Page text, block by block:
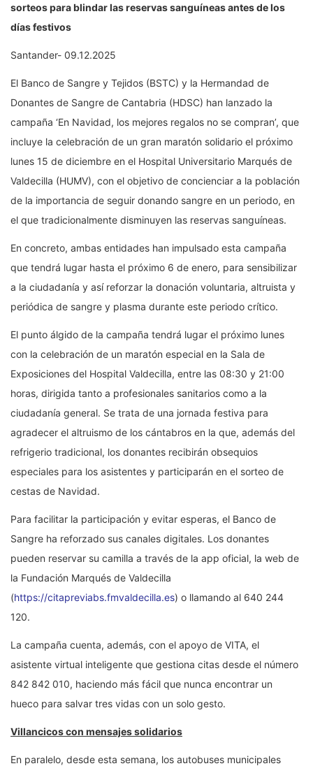
sorteos para blindar las reservas sanguíneas antes de los
días festivos
Santander- 09.12.2025
El Banco de Sangre y Tejidos (BSTC) y la Hermandad de
Donantes de Sangre de Cantabria (HDSC) han lanzado la
campaña ‘En Navidad, los mejores regalos no se compran’, que
incluye la celebración de un gran maratón solidario el próximo
lunes 15 de diciembre en el Hospital Universitario Marqués de
Valdecilla (HUMV), con el objetivo de concienciar a la población
de la importancia de seguir donando sangre en un periodo, en
el que tradicionalmente disminuyen las reservas sanguíneas.
En concreto, ambas entidades han impulsado esta campaña
que tendrá lugar hasta el próximo 6 de enero, para sensibilizar
a la ciudadanía y así reforzar la donación voluntaria, altruista y
periódica de sangre y plasma durante este periodo crítico.
El punto álgido de la campaña tendrá lugar el próximo lunes
con la celebración de un maratón especial en la Sala de
Exposiciones del Hospital Valdecilla, entre las 08:30 y 21:00
horas, dirigida tanto a profesionales sanitarios como a la
ciudadanía general. Se trata de una jornada festiva para
agradecer el altruismo de los cántabros en la que, además del
refrigerio tradicional, los donantes recibirán obsequios
especiales para los asistentes y participarán en el sorteo de
cestas de Navidad.
Para facilitar la participación y evitar esperas, el Banco de
Sangre ha reforzado sus canales digitales. Los donantes
pueden reservar su camilla a través de la app oficial, la web de
la Fundación Marqués de Valdecilla
(https://citapreviabs.fmvaldecilla.es) o llamando al 640 244
120.
La campaña cuenta, además, con el apoyo de VITA, el
asistente virtual inteligente que gestiona citas desde el número
842 842 010, haciendo más fácil que nunca encontrar un
hueco para salvar tres vidas con un solo gesto.
Villancicos con mensajes solidarios
En paralelo, desde esta semana, los autobuses municipales